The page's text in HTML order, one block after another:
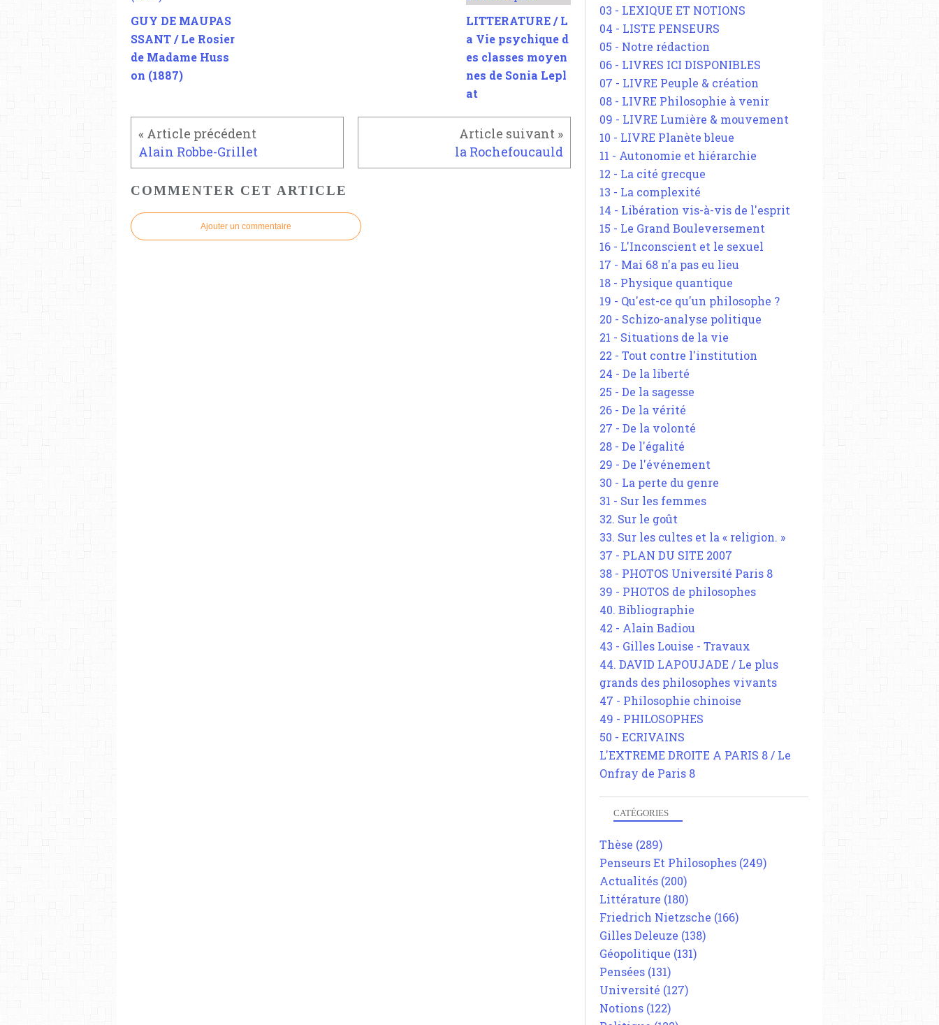
GUY DE MAUPAS
SSANT / Le Rosier
de Madame Huss
on (1887)
LITTERATURE / L
a Vie psychique d
es classes moyen
nes de Sonia Lepl
at
Alain Robbe-Grillet la Rochefoucauld
COMMENTER CET ARTICLE
Ajouter un commentaire
03 - LEXIQUE ET NOTIONS
04 - LISTE PENSEURS
05 - Notre rédaction
06 - LIVRES ICI DISPONIBLES
07 - LIVRE Peuple & création
08 - LIVRE Philosophie à venir
09 - LIVRE Lumière & mouvement
10 - LIVRE Planète bleue
11 - Autonomie et hiérarchie
12 - La cité grecque
13 - La complexité
14 - Libération vis-à-vis de l'esprit
15 - Le Grand Bouleversement
16 - L'Inconscient et le sexuel
17 - Mai 68 n'a pas eu lieu
18 - Physique quantique
19 - Qu'est-ce qu'un philosophe ?
20 - Schizo-analyse politique
21 - Situations de la vie
22 - Tout contre l'institution
24 - De la liberté
25 - De la sagesse
26 - De la vérité
27 - De la volonté
28 - De l'égalité
29 - De l'événement
30 - La perte du genre
31 - Sur les femmes
32. Sur le goût
33. Sur les cultes et la « religion. »
37 - PLAN DU SITE 2007
38 - PHOTOS Université Paris 8
39 - PHOTOS de philosophes
40. Bibliographie
42 - Alain Badiou
43 - Gilles Louise - Travaux
44. DAVID LAPOUJADE / Le plus
grands des philosophes vivants
47 - Philosophie chinoise
49 - PHILOSOPHES
50 - ECRIVAINS
L'EXTREME DROITE A PARIS 8 / Le
Onfray de Paris 8
CATÉGORIES
Thèse (289)
Penseurs Et Philosophes (249)
Actualités (200)
Littérature (180)
Friedrich Nietzsche (166)
Gilles Deleuze (138)
Géopolitique (131)
Pensées (131)
Université (127)
Notions (122)